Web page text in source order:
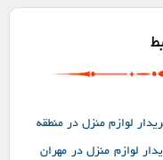
لوازم منزل در منطقه
لوازم منزل در مهران